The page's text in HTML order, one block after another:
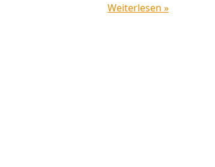
Weiterlesen »